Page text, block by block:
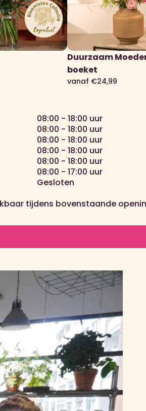
Duurzaam
boeket
vanaf €24,99
08:00 - 18:00 uur
08:00 - 18:00 uur
08:00 - 18:00 uur
08:00 - 18:00 uur
08:00 - 18:00 uur
08:00 - 17:00 uur
Gesloten
tijdens bovenstaande